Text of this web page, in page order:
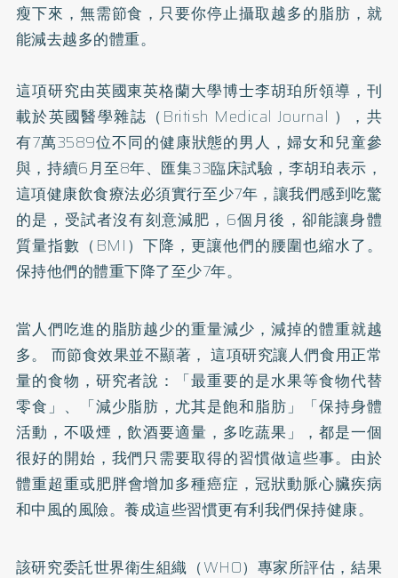
瘦下來，無需節食，只要你停止攝取越多的脂肪，就
能減去越多的體重。
這項研究由英國東英格蘭大學博士李胡珀所領導，刊
載於英國醫學雜誌（British Medical Journal ），共
有7萬3589位不同的健康狀態的男人，婦女和兒童參
與，持續6月至8年、匯集33臨床試驗，李胡珀表示，
這項健康飲食療法必須實行至少7年，讓我們感到吃驚
的是，受試者沒有刻意減肥，6個月後，卻能讓身體
質量指數（BMI）下降，更讓他們的腰圍也縮水了。
保持他們的體重下降了至少7年。
當人們吃進的脂肪越少的重量減少，減掉的體重就越
多。 而節食效果並不顯著， 這項研究讓人們食用正常
量的食物，研究者說：「最重要的是水果等食物代替
零食」、「減少脂肪，尤其是飽和脂肪」「保持身體
活動，不吸煙，飲酒要適量，多吃蔬果」，都是一個
很好的開始，我們只需要取得的習慣做這些事。由於
體重超重或肥胖會增加多種癌症，冠狀動脈心臟疾病
和中風的風險。養成這些習慣更有利我們保持健康。
該研究委託世界衛生組織（WHO）專家所評估，結果